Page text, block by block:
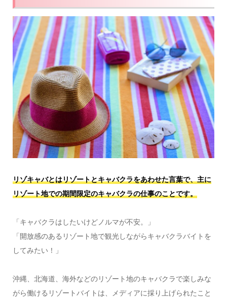
リゾキャバとはリゾートとキャバクラをあわせた言葉で、主に
リゾート地での期間限定のキャバクラの仕事のことです。
「キャバクラはしたいけどノルマが不安。」
「開放感のあるリゾート地で観光しながらキャバクラバイトを
してみたい！」
沖縄、北海道、海外などのリゾート地のキャバクラで楽しみな
がら働けるリゾートバイトは、メディアに採り上げられたこと